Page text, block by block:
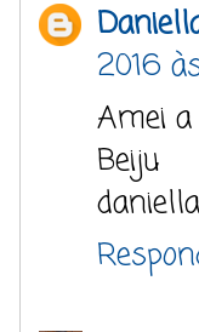
2016
Amei a
Beiju